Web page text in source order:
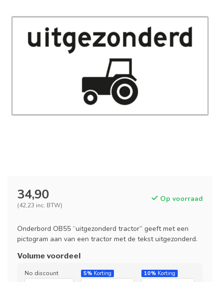
34,90
(42,23 inc. BTW)
Op voorraad
Onderbord OB55 “uitgezonderd tractor” geeft met een
pictogram aan van een tractor met de tekst uitgezonderd.
Volume voordeel
No discount 5% Korting 10% Korting